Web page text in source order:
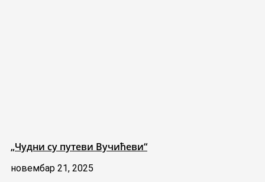
„Чудни су путеви Вучићеви“
новембар 21, 2025